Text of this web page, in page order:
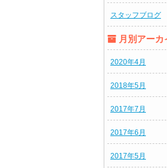
スタッフブログ
月別アーカ
2020年4月
2018年5月
2017年7月
2017年6月
2017年5月